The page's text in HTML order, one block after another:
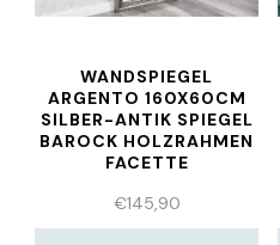
WANDSPIEGEL
ARGENTO 160X60CM
SILBER-ANTIK SPIEGEL
BAROCK HOLZRAHMEN
FACETTE
€145,90